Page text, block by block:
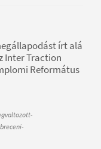
írt alá
Inter Traction
Református